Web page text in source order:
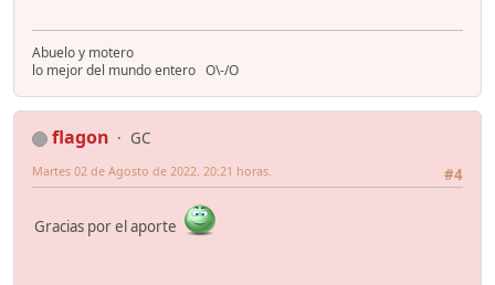
Abuelo y motero
lo mejor del mundo entero O\-/O
flagon
GC
#4
Martes 02 de Agosto de 2022. 20:21 horas.
Gracias por el aporte